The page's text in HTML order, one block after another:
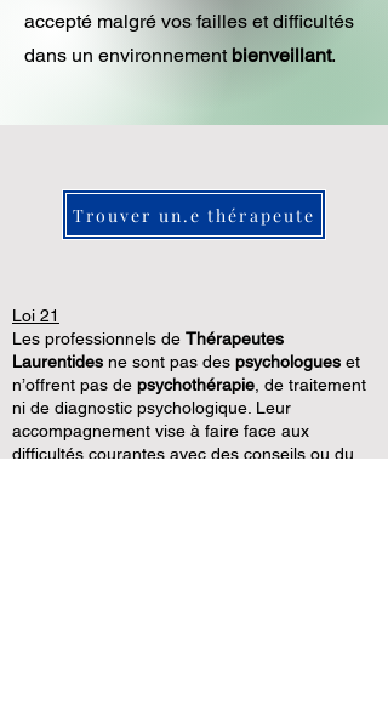
accepté malgré vos failles et difficultés
dans un environnement bienveillant.
Trouver un.e thérapeute
Loi 21
Les professionnels de Thérapeutes
Laurentides ne sont pas des psychologues et
n’offrent pas de psychothérapie , de traitement
ni de diagnostic psychologique. Leur
accompagnement vise à faire face aux
difficultés courantes avec des conseils ou du